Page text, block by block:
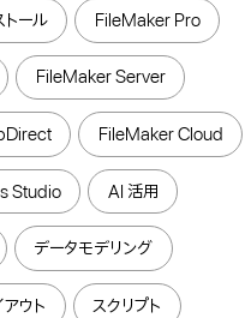
トール FileMaker Pro
FileMaker Server
FileMaker Cloud
Studio AI 活用
データモデリング
アウト スクリプト